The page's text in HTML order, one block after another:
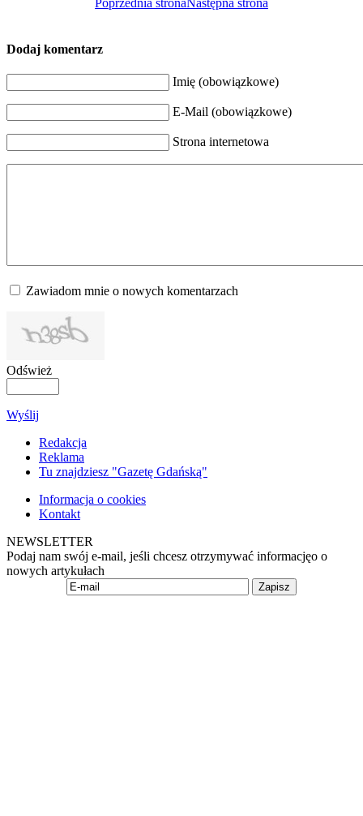
Dodaj komentarz
Imię (obowiązkowe)
E-Mail (obowiązkowe)
Strona internetowa
Zawiadom mnie o nowych komentarzach
Odśwież
Wyślij
Redakcja
Reklama
Tu znajdziesz "Gazetę Gdańską"
Informacja o cookies
Kontakt
NEWSLETTER
Podaj nam swój e-mail, jeśli chcesz otrzymywać informacjęo o
nowych artykułach
Zapisz